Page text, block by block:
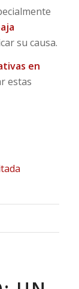
su causa.
en
estas